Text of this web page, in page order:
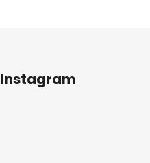
Instagram